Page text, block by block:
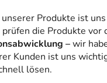
Produkte ist
die Produkte vor
–wir
Kunden ist uns
lösen.